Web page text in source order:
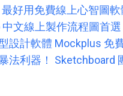
最好用免費線上心智圖
中文線上製作流程圖首
設計軟體 Mockplus 免
法利器！ Sketchboard